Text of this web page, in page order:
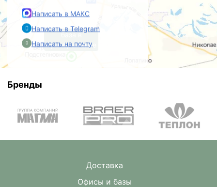
Написать в МАКС
Написать в Telegram
Написать на почту
база в
Преображенке
Бренды
Доставка
Офисы и базы